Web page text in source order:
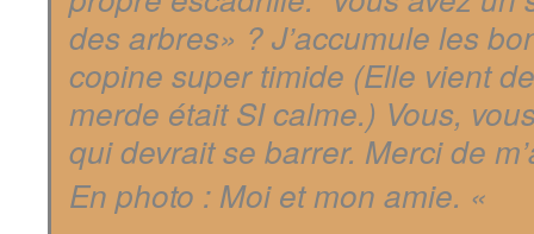
des arbres» ? J’accumule les
copine super timide (Elle vient
merde était SI calme.) Vous,
qui devrait se barrer. Merci de
En photo : Moi et mon amie. «